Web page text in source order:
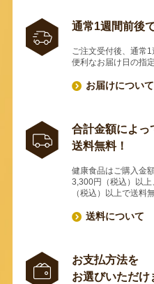
通常1週間前後
ご注文受付後、通常1
便利なお届け日の指
お届けについて
合計金額によっ
送料無料！
健康食品はご購入金
3,300円（税込）以
（税込）以上で送料
送料について
お支払方法を
お選びいただけ